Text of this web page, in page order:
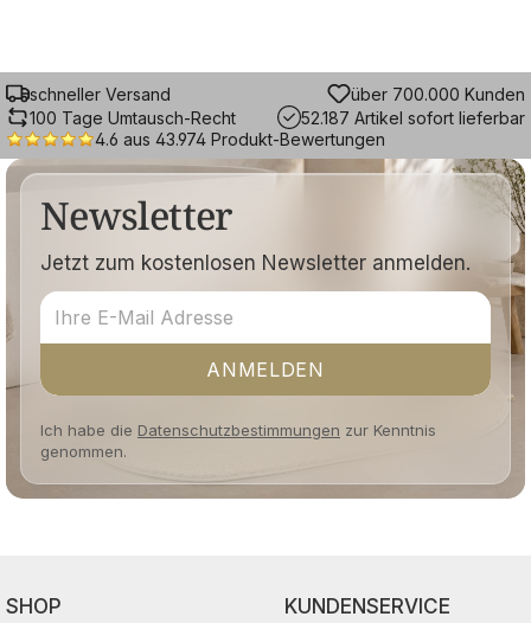
schneller Versand
über 700.000 Kunden
100 Tage Umtausch-Recht
52.187 Artikel sofort lieferbar
4.6 aus 43.974 Produkt-Bewertungen
Newsletter
Jetzt zum kostenlosen Newsletter anmelden.
ANMELDEN
Ich habe die Datenschutzbestimmungen zur Kenntnis
genommen.
SHOP KUNDENSERVICE